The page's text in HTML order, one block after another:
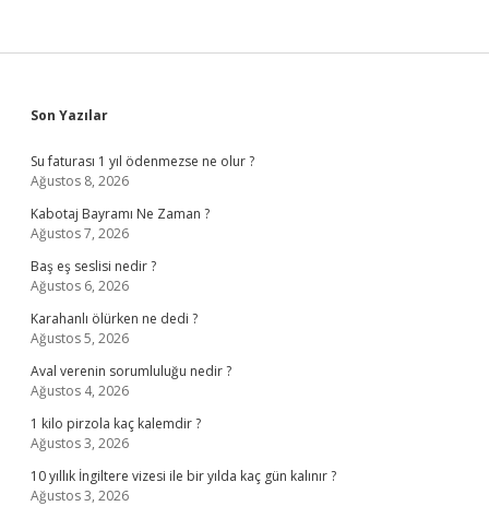
Sidebar
Son Yazılar
Su faturası 1 yıl ödenmezse ne olur ?
Ağustos 8, 2026
Kabotaj Bayramı Ne Zaman ?
Ağustos 7, 2026
Baş eş seslisi nedir ?
Ağustos 6, 2026
Karahanlı ölürken ne dedi ?
Ağustos 5, 2026
Aval verenin sorumluluğu nedir ?
Ağustos 4, 2026
1 kilo pirzola kaç kalemdir ?
Ağustos 3, 2026
10 yıllık İngiltere vizesi ile bir yılda kaç gün kalınır ?
Ağustos 3, 2026